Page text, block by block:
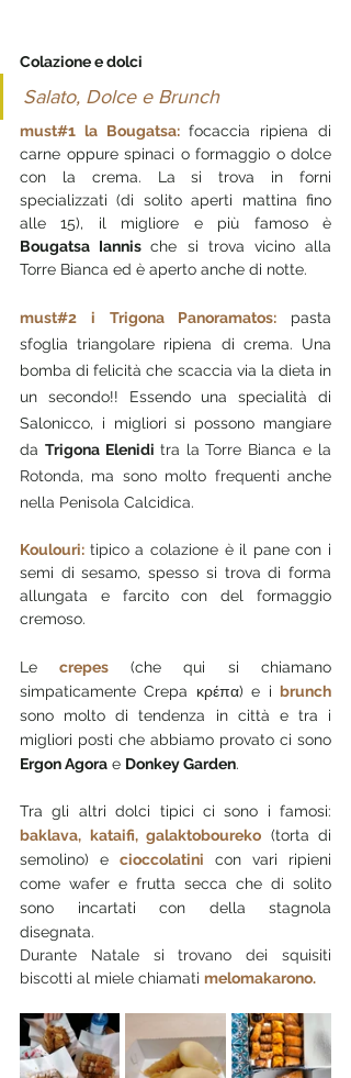
Colazione e dolci
Salato, Dolce e Brunch
must#1 la Bougatsa: focaccia ripiena di
carne oppure spinaci o formaggio o dolce
con la crema. La si trova in forni
specializzati (di solito aperti mattina fino
Bougatsa Iannis che si trova vicino alla
Torre Bianca ed è aperto anche di notte.
must#2 i Trigona Panoramatos: pasta
sfoglia triangolare ripiena di crema. Una
bomba di felicità che scaccia via la dieta in
un secondo!! Essendo una specialità di
Salonicco, i migliori si possono mangiare
da Trigona Elenidi tra la Torre Bianca e la
Rotonda, ma sono molto frequenti anche
nella Penisola Calcidica.
Koulouri: tipico a colazione è il pane con i
semi di sesamo, spesso si trova di forma
allungata e farcito con del formaggio
cremoso.
Le crepes (che qui si chiamano
simpaticamente Crepa κρέπα) e i
sono molto di tendenza in città e tra i
Ergon Agora e Donkey Garden.
baklava, kataifi, galaktoboureko (torta di
semolino) e cioccolatini con vari ripieni
come wafer e frutta secca che di solito
sono incartati con della stagnola
disegnata.
Durante Natale si trovano dei squisiti
biscotti al miele chiamati melomakarono.